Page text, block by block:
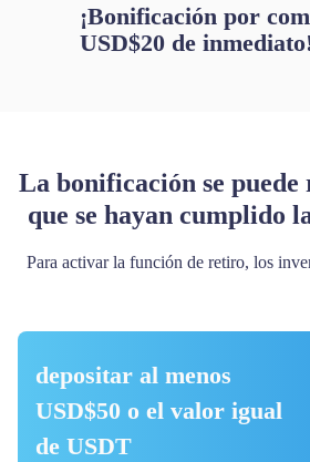
¡Bonificación por
USD$20 de
La bonificación se
que se hayan cumplido
Para activar la función de retiro, los
depositar al menos
USD$50 o el valor igual
de USDT